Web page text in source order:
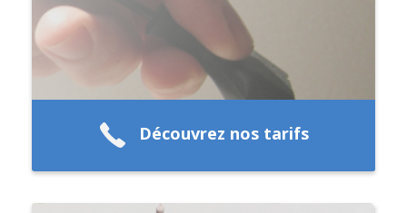
Découvrez nos tarifs